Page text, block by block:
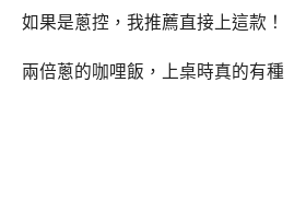
如果是蔥控，我推薦直接上這款！
兩倍蔥的咖哩飯，上桌時真的有種